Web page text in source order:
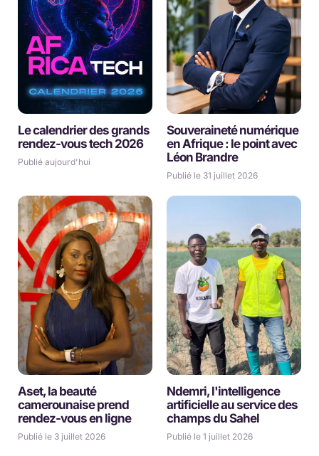
Le calendrier des grands
rendez-vous tech 2026
Publié aujourd'hui
Souveraineté numérique
en Afrique : le point avec
Léon Brandre
Publié le 31 juillet 2026
Aset, la beauté
camerounaise prend
rendez-vous en ligne
Publié le 3 juillet 2026
Ndemri, l'intelligence
artificielle au service des
champs du Sahel
Publié le 1 juillet 2026